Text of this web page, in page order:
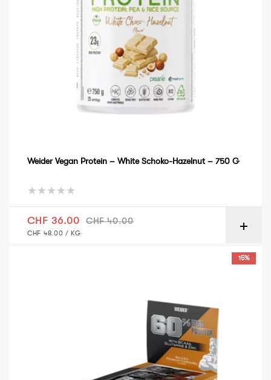
Weider Vegan Protein – White Schoko-Hazelnut – 750 G
CHF 40.00
Verkaufspreis
CHF 36.00
GRUNDPREIS
CHF 48.00 / PRO
KG
Weider 60% Protein Bar 24 × 45 g – Salted Peanut Caramel
15%